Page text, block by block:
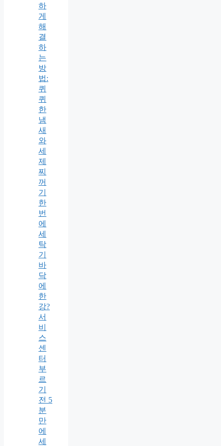
하
게
해
결
하
는
방
법:
퀴
퀴
한
냄
새
와
세
제
찌
꺼
기
한
번
에
세
탁
기
바
닥
에
한
강?
서
비
스
센
터
부
르
기
전 5
분
만
에
세